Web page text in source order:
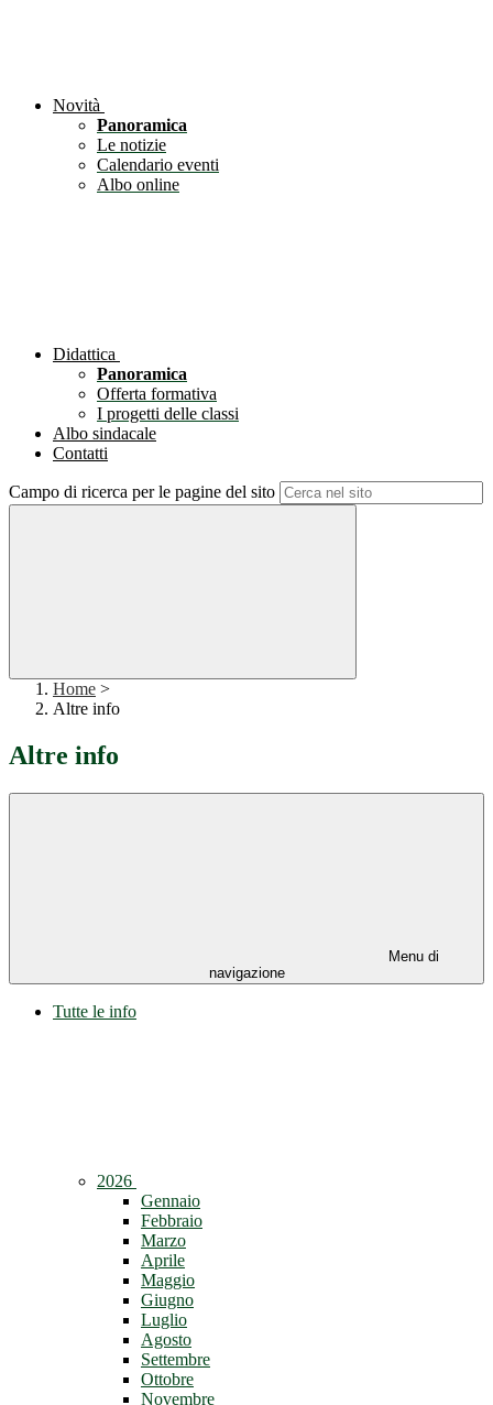
Novità
Panoramica
Le notizie
Calendario eventi
Albo online
Didattica
Panoramica
Offerta formativa
I progetti delle classi
Albo sindacale
Contatti
Campo di ricerca per le pagine del sito
Home >
Altre info
Altre info
Menu di
navigazione
Tutte le info
2026
Gennaio
Febbraio
Marzo
Aprile
Maggio
Giugno
Luglio
Agosto
Settembre
Ottobre
Novembre